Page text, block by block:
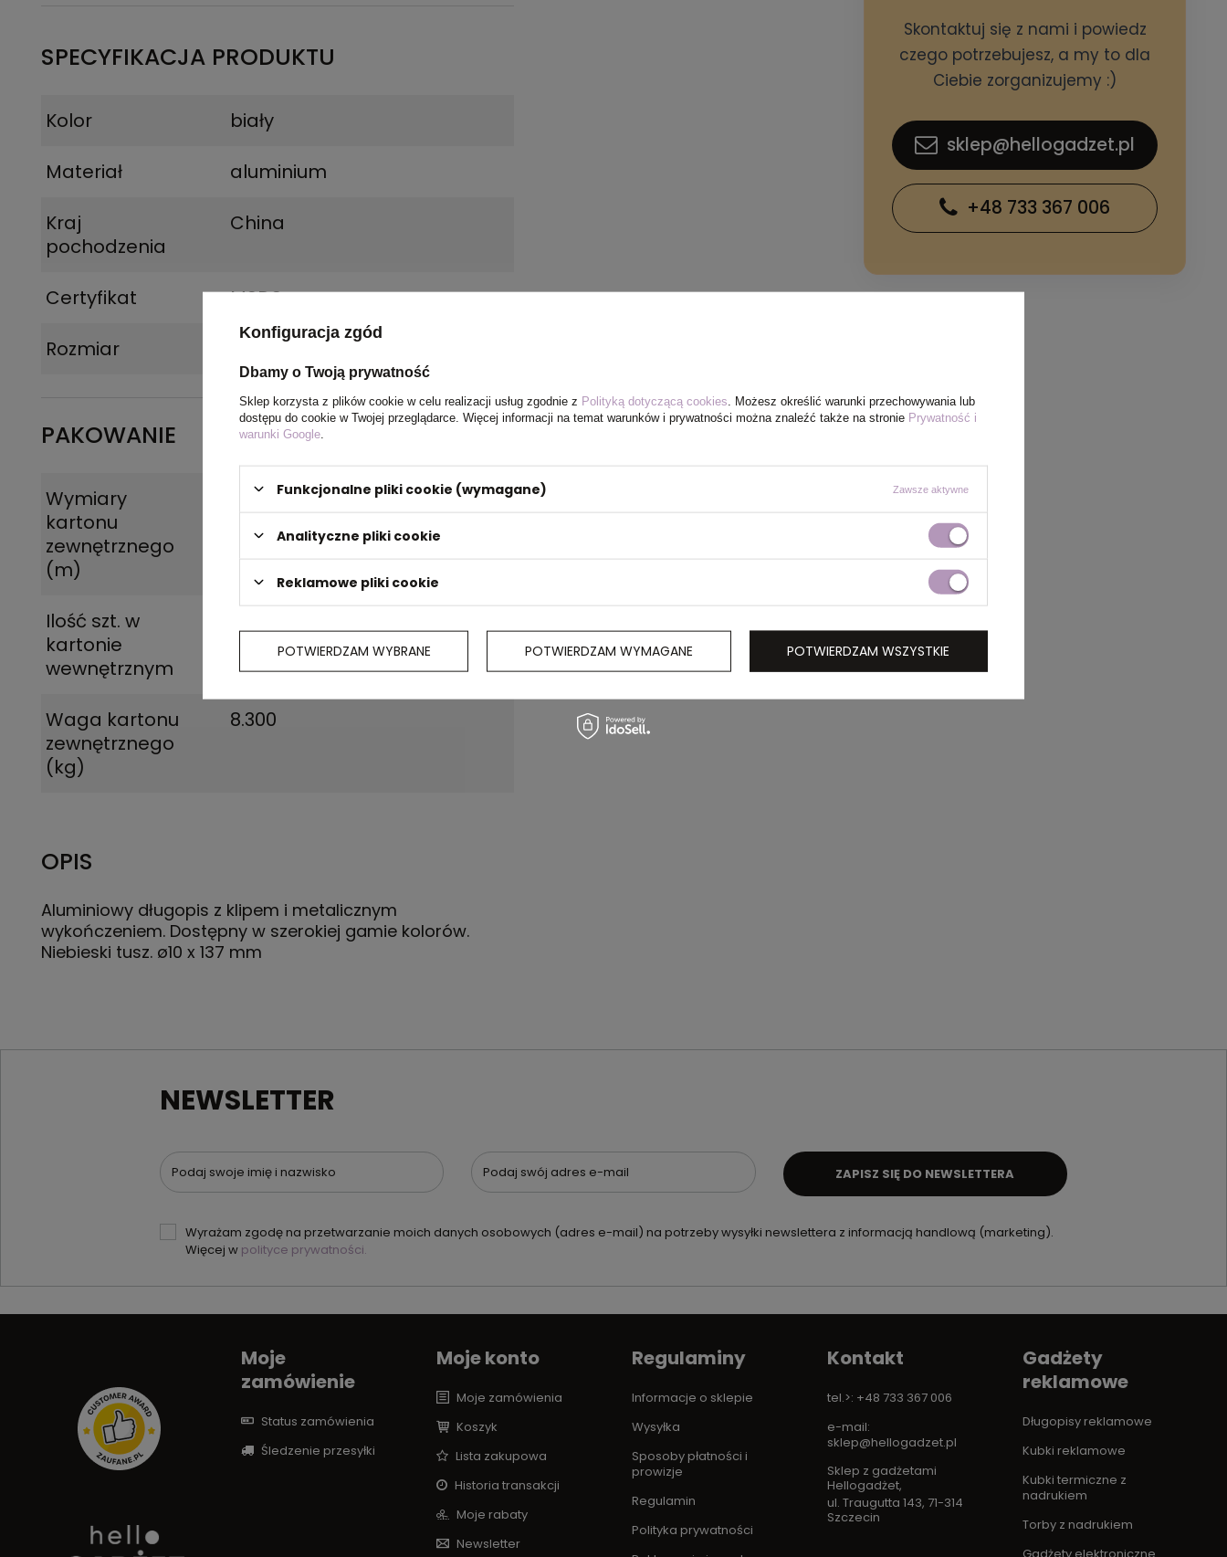
SPECYFIKACJA PRODUKTU
Kolor
biały
Materiał
aluminium
Kraj
pochodzenia
China
Certyfikat
MSDS
Rozmiar
ø10 x 137 mm
PAKOWANIE
Wymiary
kartonu
zewnętrznego
(m)
0.370x0.170x0.220
Ilość szt. w
kartonie
wewnętrznym
Waga kartonu
zewnętrznego
(kg)
8.300
OPIS
Aluminiowy długopis z klipem i metalicznym
wykończeniem. Dostępny w szerokiej gamie kolorów.
Niebieski tusz. ø10 x 137 mm
Skontaktuj się z nami i powiedz
czego potrzebujesz, a my to dla
Ciebie zorganizujemy :)
sklep@hellogadzet.pl
+48 733 367 006
NEWSLETTER
Podaj swoje imię i nazwisko Podaj swój adres e-mail
Wyrażam zgodę na przetwarzanie moich danych osobowych (adres e-mail) na potrzeby wysyłki newslettera z informacją handlową (marketing).
Więcej w polityce prywatności.
ZAPISZ SIĘ DO NEWSLETTERA
Moje
zamówienie
Status zamówienia
Śledzenie przesyłki
Moje konto
Moje zamówienia
Koszyk
Lista zakupowa
Historia transakcji
Moje rabaty
Newsletter
Regulaminy
Informacje o sklepie
Wysyłka
Sposoby płatności i
prowizje
Regulamin
Polityka prywatności
Kontakt
tel.>: +48 733 367 006
e-mail:
sklep@hellogadzet.pl
Sklep z gadżetami
Hellogadżet,
ul. Traugutta 143, 71-314
Szczecin
Gadżety
reklamowe
Długopisy reklamowe
Kubki reklamowe
Kubki termiczne z
nadrukiem
Torby z nadrukiem
Konfiguracja zgód
Dbamy o Twoją prywatność
Sklep korzysta z plików cookie w celu realizacji usług zgodnie z Polityką dotyczącą cookies . Możesz określić warunki przechowywania lub
dostępu do cookie w Twojej przeglądarce. Więcej informacji na temat warunków i prywatności można znaleźć także na stronie Prywatność i
warunki Google
Funkcjonalne pliki cookie (wymagane) Zawsze aktywne
Analityczne pliki cookie
Reklamowe pliki cookie
POTWIERDZAM WYBRANE POTWIERDZAM WYMAGANE POTWIERDZAM WSZYSTKIE